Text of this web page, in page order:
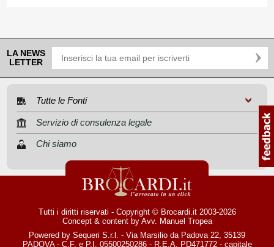
LA NEWS
LETTER
Tutte le Fonti
Servizio di consulenza legale
Chi siamo
Tutti i diritti riservati - Copyright © Brocardi.it 2003-2026
Concept & content by Avv. Manuel Tropea
Powered by Sequeri S.r.l. - Via Marsilio da Padova 22, 35139
PADOVA - C.F. e P.I. 05500250286 - R.E.A. PD471772 - capitale